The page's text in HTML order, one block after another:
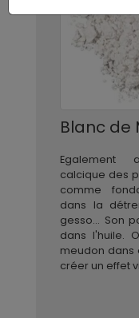
Blanc de
Egalement
calcique des
comme
dans la
gesso… Son
dans l'huile.
meudon dans
créer un effet